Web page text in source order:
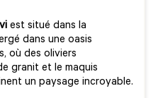
est situé dans la
dans une oasis
où des oliviers
granit et le maquis
un paysage incroyable.